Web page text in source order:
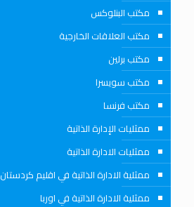
مكتب البنلوكس
مكتب العلاقات الخارجية
مكتب برلين
مكتب سويسرا
مكتب فرنسا
ممثليات الإدارة الذاتية
ممثليات الادارة الذاتية
ممثلية الادارة الذاتية في اقليم كردستان
ممثلية الادارة الذاتية في اوربا